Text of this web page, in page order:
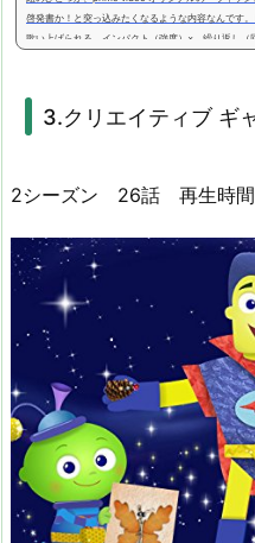
啓発書か！と突っ込みたくなるような内容なんです
歌い上げられる。インパクト（強度）× 繰り返し（
3.クリエイティブ ギ
2シーズン 26話 再生時